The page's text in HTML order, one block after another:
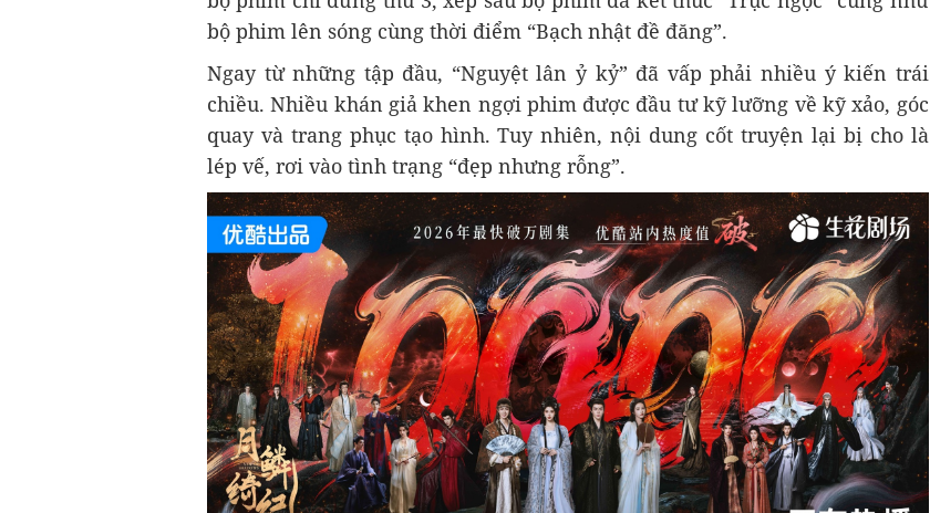
bộ phim lên sóng cùng thời điểm “Bạch nhật đề đăng”.
Ngay từ những tập đầu, “Nguyệt lân ỷ kỷ” đã vấp phải nhiều ý kiến trái
chiều. Nhiều khán giả khen ngợi phim được đầu tư kỹ lưỡng về kỹ xảo, góc
quay và trang phục tạo hình. Tuy nhiên, nội dung cốt truyện lại bị cho là
lép vế, rơi vào tình trạng “đẹp nhưng rỗng”.